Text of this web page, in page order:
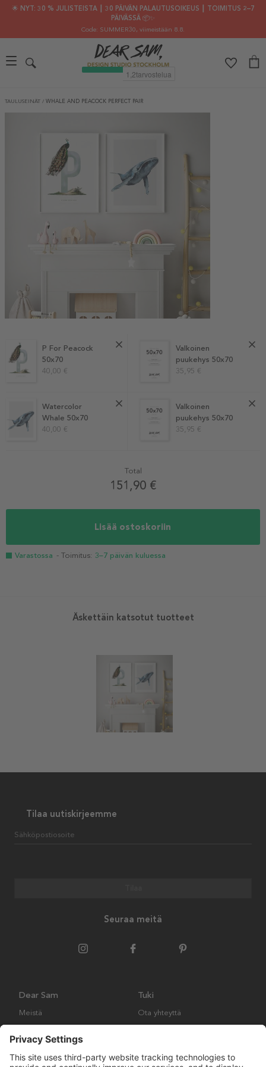
🌟 NYT: 30 % JULISTEISTA ┃ 30 PÄIVÄN PALAUTUSOIKEUS ┃ TOIMITUS 2–7
PÄIVÄSSÄ 📦✨
Code: SUMMER30, viimeistään 8.8.
TAULUSEINÄT / WHALE AND PEACOCK PERFECT PAIR
P For Peacock
50x70
40,00 €
Valkoinen
puukehys 50x70
35,95 €
Watercolor
Whale 50x70
40,00 €
Valkoinen
puukehys 50x70
35,95 €
Total
151,90 €
Lisää ostoskoriin
Varastossa - Toimitus: 3–7 päivän kuluessa
Äskettäin katsotut tuotteet
Tilaa uutiskirjeemme
Sähköpostiosoite
Seuraa meitä
Dear Sam
Meistä
Tuki
Ota yhteyttä
Palautukset ja vaatimukset